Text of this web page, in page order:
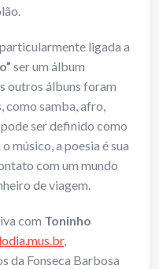
ligada a
ser um álbum
outros álbuns foram
como samba, afro,
ser definido como
músico, a poesia é sua
com um mundo
de viagem.
com Toninho
,
da Fonseca Barbosa